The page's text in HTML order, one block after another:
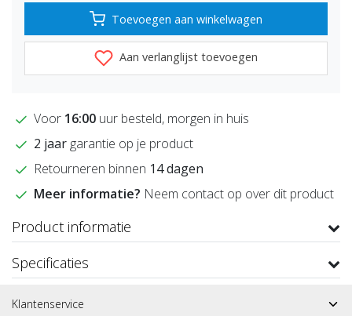
Toevoegen aan winkelwagen
Aan verlanglijst toevoegen
Voor 16:00 uur besteld, morgen in huis
2 jaargarantie op je product
Retourneren binnen 14 dagen
Meer informatie? Neem contact op over dit product
Product informatie
Specificaties
Klantenservice